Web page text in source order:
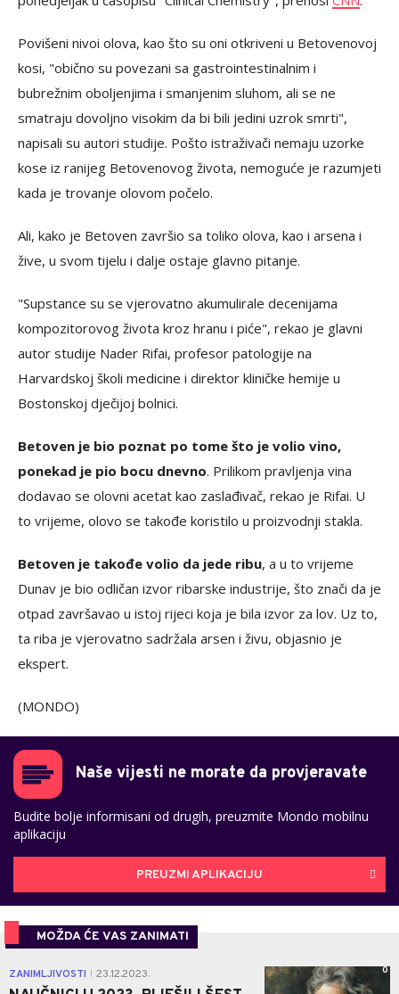
Povišeni nivoi olova, kao što su oni otkriveni u Betovenovoj
kosi, "obično su povezani sa gastrointestinalnim i
bubrežnim oboljenjima i smanjenim sluhom, ali se ne
smatraju dovoljno visokim da bi bili jedini uzrok smrti",
napisali su autori studije. Pošto istraživači nemaju uzorke
kose iz ranijeg Betovenovog života, nemoguće je razumjeti
kada je trovanje olovom počelo.
Ali, kako je Betoven završio sa toliko olova, kao i arsena i
žive, u svom tijelu i dalje ostaje glavno pitanje.
"Supstance su se vjerovatno akumulirale decenijama
kompozitorovog života kroz hranu i piće", rekao je glavni
autor studije Nader Rifai, profesor patologije na
Harvardskoj školi medicine i direktor kliničke hemije u
Bostonskoj dječijoj bolnici.
Betoven je bio poznat po tome što je volio vino,
ponekad je pio bocu dnevno. Prilikom pravljenja vina
dodavao se olovni acetat kao zaslađivač, rekao je Rifai. U
to vrijeme, olovo se takođe koristilo u proizvodnji stakla.
Betoven je takođe volio da jede ribu, a u to vrijeme
Dunav je bio odličan izvor ribarske industrije, što znači da je
otpad završavao u istoj rijeci koja je bila izvor za lov. Uz to,
ta riba je vjerovatno sadržala arsen i živu, objasnio je
ekspert.
(MONDO)
Naše vijesti ne morate da provjeravate
Budite bolje informisani od drugih, preuzmite Mondo mobilnu
aplikaciju
PREUZMI APLIKACIJU
MOŽDA ĆE VAS ZANIMATI
ZANIMLJIVOSTI 23.12.2023. 0